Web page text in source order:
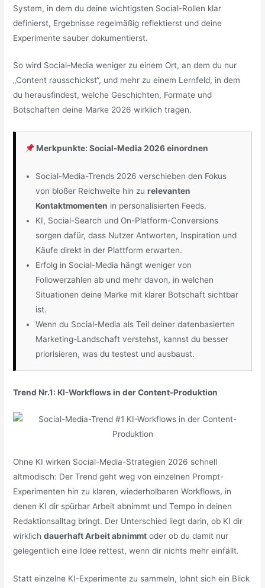
System, in dem du deine wichtigsten Social-Rollen klar
definierst, Ergebnisse regelmäßig reflektierst und deine
Experimente sauber dokumentierst.
So wird Social-Media weniger zu einem Ort, an dem du nur
„Content rausschickst“, und mehr zu einem Lernfeld, in dem
du herausfindest, welche Geschichten, Formate und
Botschaften deine Marke 2026 wirklich tragen.
Merkpunkte: Social-Media 2026 einordnen
Social-Media-Trends 2026 verschieben den Fokus
von bloßer Reichweite hin zurelevanten
Kontaktmomenten in personalisierten Feeds.
KI, Social-Search und On-Platform-Conversions
sorgen dafür, dass Nutzer Antworten, Inspiration und
Käufe direkt in der Plattform erwarten.
Erfolg in Social-Media hängt weniger von
Followerzahlen ab und mehr davon, in welchen
Situationen deine Marke mit klarer Botschaft sichtbar
ist.
Wenn du Social-Media als Teil deiner datenbasierten
Marketing-Landschaft verstehst, kannst du besser
priorisieren, was du testest und ausbaust.
Trend Nr.1: KI-Workflows in der Content-Produktion
Ohne KI wirken Social-Media-Strategien 2026 schnell
altmodisch: Der Trend geht weg von einzelnen Prompt-
Experimenten hin zu klaren, wiederholbaren Workflows, in
denen KI dir spürbar Arbeit abnimmt und Tempo in deinen
Redaktionsalltag bringt. Der Unterschied liegt darin, ob KI dir
wirklichdauerhaft Arbeit abnimmt oder ob du damit nur
gelegentlich eine Idee rettest, wenn dir nichts mehr einfällt.
Statt einzelne KI-Experimente zu sammeln, lohnt sich ein Blick